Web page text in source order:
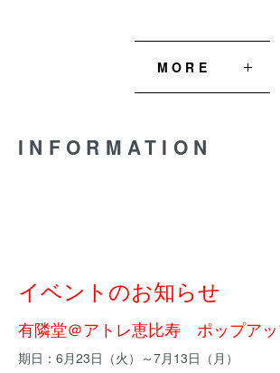
MORE
INFORMATION
イベントのお知らせ
有隣堂＠アトレ恵比寿 ポップア
期日：6月23日（火）～7月13日（月）